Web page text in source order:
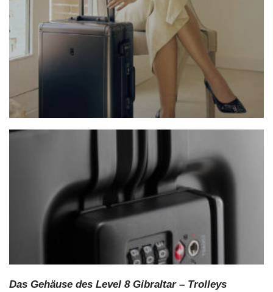
Das Gehäuse des Level 8 Gibraltar – Trolleys